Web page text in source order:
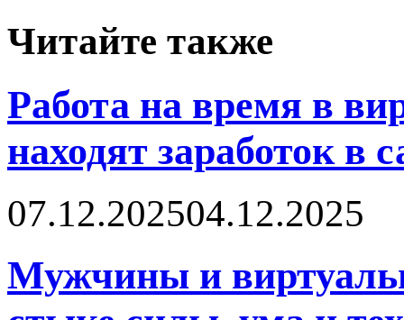
Читайте также
Работа на время в
находят заработок в
07.12.202504.12.2025
Мужчины и